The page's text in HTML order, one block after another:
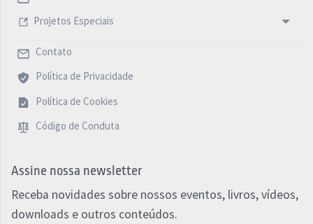
Projetos Especiais
Contato
Política de Privacidade
Política de Cookies
Código de Conduta
Assine nossa newsletter
Receba novidades sobre nossos eventos, livros, vídeos,
downloads e outros conteúdos.